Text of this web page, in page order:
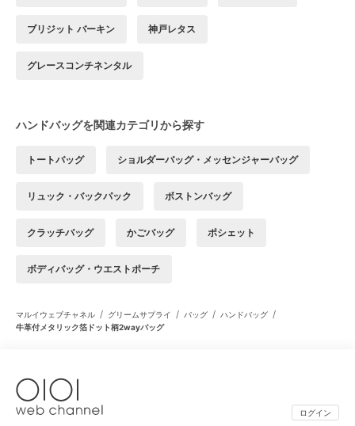
ブリジット バーキン 神戸レタス
グレースコンチネンタル
ハンドバッグを関連カテゴリから探す
トートバッグ ショルダーバッグ・メッセンジャーバッグ
リュック・バックパック ボストンバッグ
クラッチバッグ かごバッグ ポシェット
ボディバッグ・ウエストポーチ
マルイウェブチャネル / グリームサプライ / バッグ / ハンドバッグ /
牛革付メタリック箔ドット柄2wayバッグ
ログイン